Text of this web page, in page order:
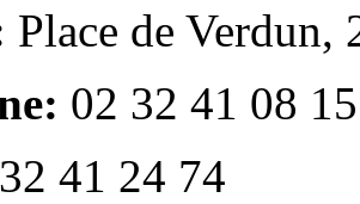
Place de Verdun,
02 32 41 08 15
41 24 74